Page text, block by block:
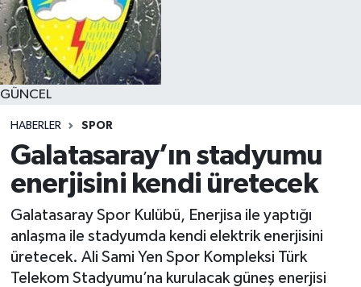
GÜNCEL
HABERLER SPOR
Galatasaray’ın stadyumu
enerjisini kendi üretecek
Galatasaray Spor Kulübü, Enerjisa ile yaptığı
anlaşma ile stadyumda kendi elektrik enerjisini
üretecek. Ali Sami Yen Spor Kompleksi Türk
Telekom Stadyumu’na kurulacak güneş enerjisi